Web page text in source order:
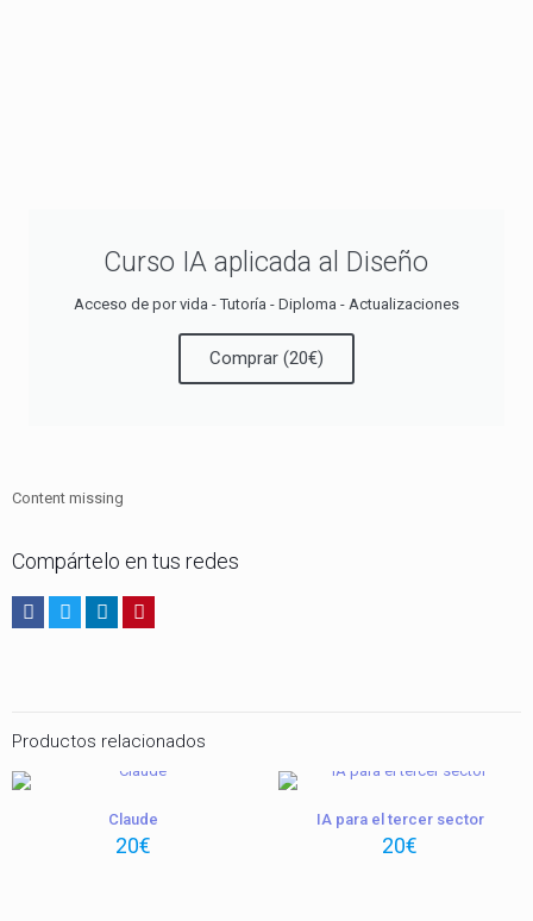
Curso IA aplicada al Diseño
Acceso de por vida - Tutoría - Diploma - Actualizaciones
Comprar (20€)
Content missing
Compártelo en tus redes
Productos relacionados
Claude
20€
IA para el tercer sector
20€